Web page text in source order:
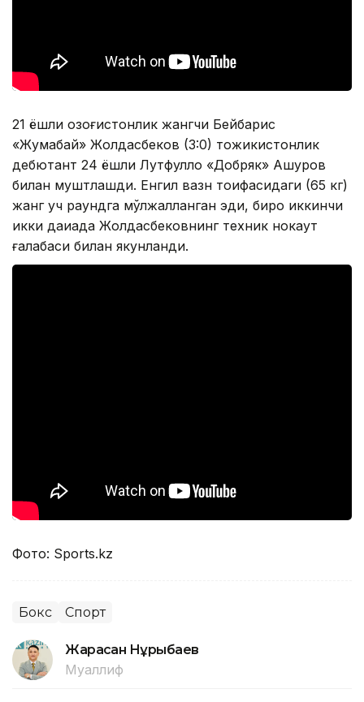
21 ёшли қозоғистонлик жангчи Бейбарис
«Жумабай» Жолдасбеков (3:0) тожикистонлик
дебютант 24 ёшли Лутфулло «Добряк» Ашуров
билан муштлашди. Енгил вазн тоифасидаги (65 кг)
жанг уч раундга мўлжалланган эди, бироқ иккинчи
икки дақиқада Жолдасбековнинг техник нокаут
ғалабаси билан якунланди.
Фото: Sports.kz
Бокс Спорт
Жарасқан Нұрыбаев
Муаллиф